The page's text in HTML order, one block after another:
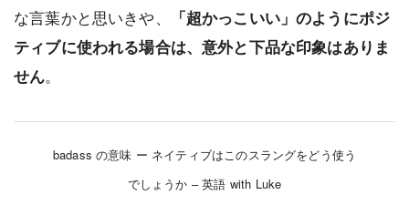
な言葉かと思いきや、
「超かっこいい」のようにポジ
ティブに使われる場合は、意外と下品な印象はありま
せん。
badass の意味 ー ネイティブはこのスラングをどう使う
でしょうか – 英語 with Luke